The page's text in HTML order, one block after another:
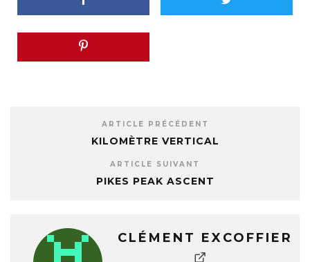
ARTICLE PRÉCÉDENT
KILOMÈTRE VERTICAL
ARTICLE SUIVANT
PIKES PEAK ASCENT
CLÉMENT EXCOFFIER